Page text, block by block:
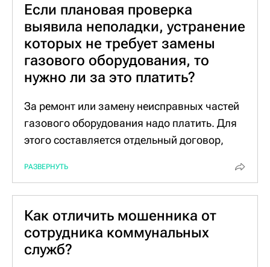
Если плановая проверка
выявила неполадки, устранение
которых не требует замены
газового оборудования, то
нужно ли за это платить?
За ремонт или замену неисправных частей
газового оборудования надо платить. Для
этого составляется отдельный договор,
и монтаж газового оборудования проводит
Заявку на выполнение работ можно
оставить на сайте компании или по единому
многоканальному номеру +7 (495) 660-20-
01. С расценками на услуги службы сервиса
РАЗВЕРНУТЬ
Как отличить мошенника от
сотрудника коммунальных
служб?